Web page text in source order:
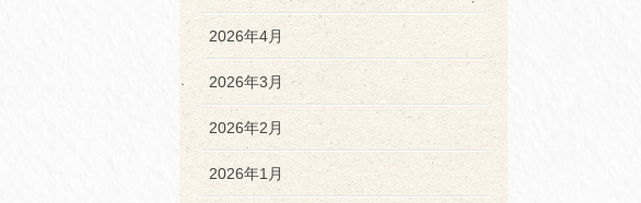
2026年4月
2026年3月
2026年2月
2026年1月